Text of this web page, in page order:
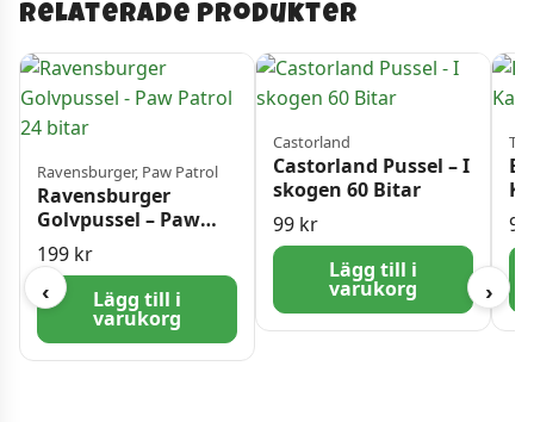
Relaterade produkter
‹
Ravensburger, Paw Patrol
Ravensburger
Golvpussel – Paw
Patrol 24 bitar
199 kr
Lägg till i
varukorg
Castorland
Castorland Pussel – I
skogen 60 Bitar
99 kr
Lägg till i
varukorg
99
›